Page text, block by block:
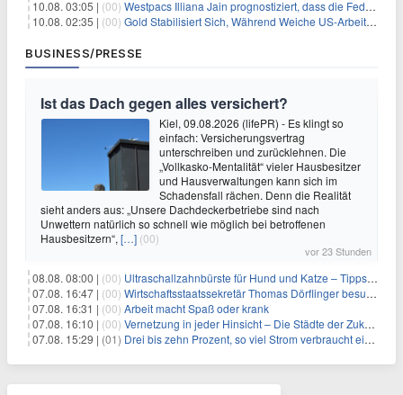
10.08. 03:05 | (00) Westpacs Illiana Jain prognostiziert, dass die Fed die Zinssätze nach dem Arbeitsmarktbericht stabil halten wird
10.08. 02:35 | (00) Gold Stabilisiert Sich, Während Weiche US-Arbeitsmarktdaten Zinsängste Lindern
BUSINESS/PRESSE
Ist das Dach gegen alles versichert?
Kiel, 09.08.2026 (lifePR) - Es klingt so
einfach: Versicherungsvertrag
unterschreiben und zurücklehnen. Die
„Vollkasko-Mentalität“ vieler Hausbesitzer
und Hausverwaltungen kann sich im
Schadensfall rächen. Denn die Realität
sieht anders aus: „Unsere Dachdeckerbetriebe sind nach
Unwettern natürlich so schnell wie möglich bei betroffenen
Hausbesitzern“, […] (00)
vor 23 Stunden
08.08. 08:00 | (00) Ultraschallzahnbürste für Hund und Katze – Tipps zur erfolgreichen Eingewöhnung
07.08. 16:47 | (00) Wirtschaftsstaatssekretär Thomas Dörflinger besucht Handwerksbetrieb im Kammerbezirk Freiburg
07.08. 16:31 | (00) Arbeit macht Spaß oder krank
07.08. 16:10 | (00) Vernetzung in jeder Hinsicht – Die Städte der Zukunft sind grün-blau
07.08. 15:29 | (01) Drei bis zehn Prozent, so viel Strom verbraucht ein Aufzug im Gebäude